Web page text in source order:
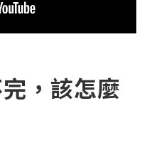
，該怎麼